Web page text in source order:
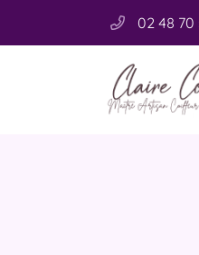
02 48 70
1 rue Michaël Faraday
02 48 70 59 02